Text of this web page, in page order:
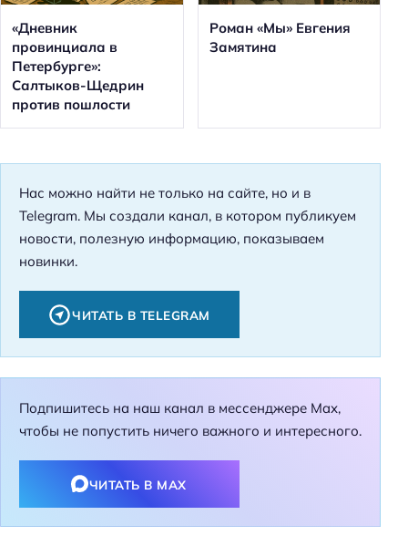
«Дневник
провинциала в
Петербурге»:
Салтыков-Щедрин
против пошлости
Роман «Мы» Евгения
Замятина
Нас можно найти не только на сайте, но и в
Telegram. Мы создали канал, в котором публикуем
новости, полезную информацию, показываем
новинки.
ЧИТАТЬ В TELEGRAM
Подпишитесь на наш канал в мессенджере Max,
чтобы не попустить ничего важного и интересного.
ЧИТАТЬ В MAX